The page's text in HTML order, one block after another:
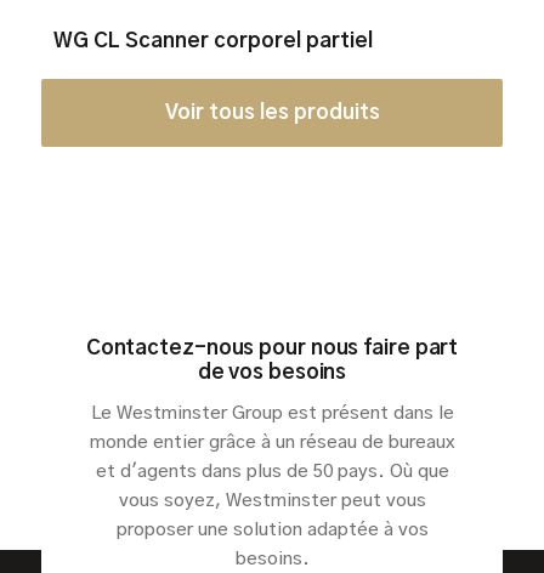
WG CL Scanner corporel partiel
Voir tous les produits
Contactez-nous pour nous faire part
de vos besoins
Le Westminster Group est présent dans le
monde entier grâce à un réseau de bureaux
et d'agents dans plus de 50 pays. Où que
vous soyez, Westminster peut vous
proposer une solution adaptée à vos
besoins.